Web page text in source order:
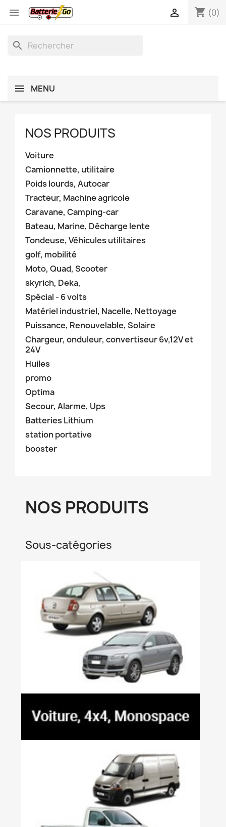
 shopping_cart (0)

search
MENU
NOS PRODUITS
Voiture
Camionnette, utilitaire
Poids lourds, Autocar
Tracteur, Machine agricole
Caravane, Camping-car
Bateau, Marine, Décharge lente
Tondeuse, Véhicules utilitaires
golf, mobilité
Moto, Quad, Scooter
skyrich, Deka,
Spécial - 6 volts
Matériel industriel, Nacelle, Nettoyage
Puissance, Renouvelable, Solaire
Chargeur, onduleur, convertiseur 6v,12V et
24V
Huiles
promo
Optima
Secour, Alarme, Ups
Batteries Lithium
station portative
booster
NOS PRODUITS
Sous-catégories